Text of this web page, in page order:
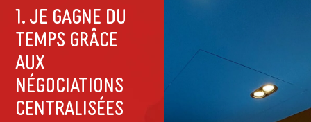
1. je gagne du
temps grâce
aux
négociations
centralisées​